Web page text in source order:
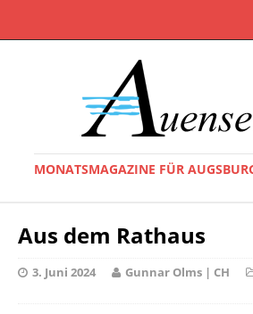
MONATSMAGAZINE FÜR
Aus dem Rathaus
3. Juni 2024 Gunnar Olms | CH